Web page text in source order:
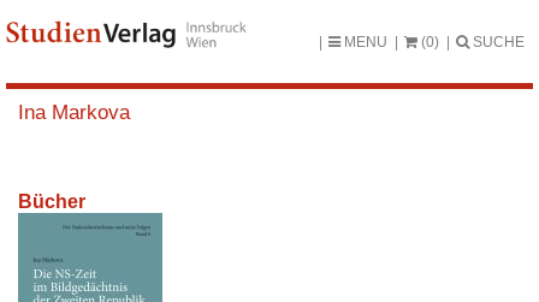
MENU (0) SUCHE
Ina Markova
Bücher